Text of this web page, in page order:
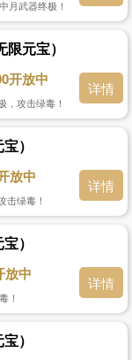
月武器终极！
元宝）
开放中 详情
，攻击绿毒！
）
放中 详情
击绿毒！
）
放中 详情
！
）